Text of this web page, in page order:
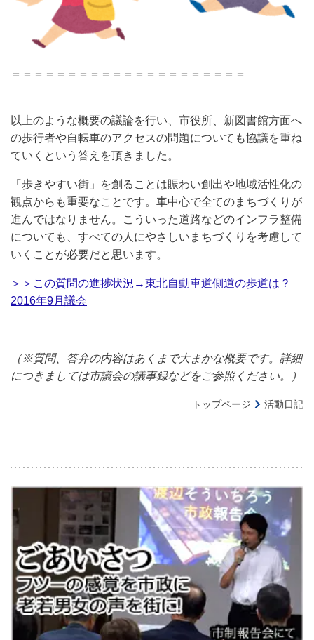
＝＝＝＝＝＝＝＝＝＝＝＝＝＝＝＝＝＝＝＝＝
以上のような概要の議論を行い、市役所、新図書館方面へ
の歩行者や自転車のアクセスの問題についても協議を重ね
ていくという答えを頂きました。
「歩きやすい街」を創ることは賑わい創出や地域活性化の
観点からも重要なことです。車中心で全てのまちづくりが
進んではなりません。こういった道路などのインフラ整備
についても、すべての人にやさしいまちづくりを考慮して
いくことが必要だと思います。
＞＞この質問の進捗状況→東北自動車道側道の歩道は？
2016年9月議会
（※質問、答弁の内容はあくまで大まかな概要です。詳細
につきましては市議会の議事録などをご参照ください。）
トップページ 活動日記